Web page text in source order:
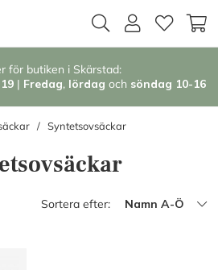
för butiken i Skärstad:
| Fredag, lördag och söndag 10-16
Syntetsovsäckar
Sortera efter:
Namn A-Ö